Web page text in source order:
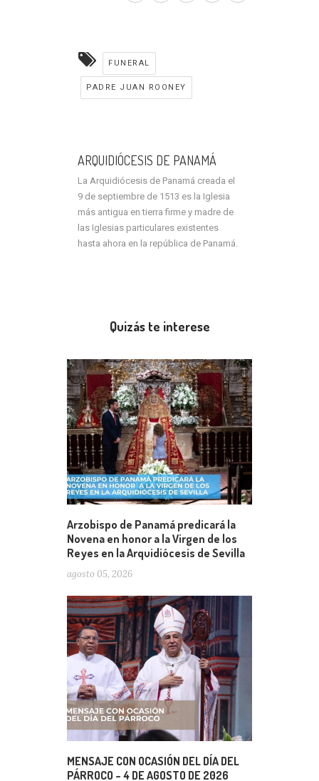
FUNERAL
PADRE JUAN ROONEY
ARQUIDIÓCESIS DE PANAMÁ
La Arquidiócesis de Panamá creada el
9 de septiembre de 1513 es la Iglesia
más antigua en tierra firme y madre de
las Iglesias particulares existentes
hasta ahora en la república de Panamá.
Quizás te interese
Arzobispo de Panamá predicará la
Novena en honor a la Virgen de los
Reyes en la Arquidiócesis de Sevilla
agosto 05, 2026
MENSAJE CON OCASIÓN DEL DÍA DEL
PÁRROCO – 4 DE AGOSTO DE 2026